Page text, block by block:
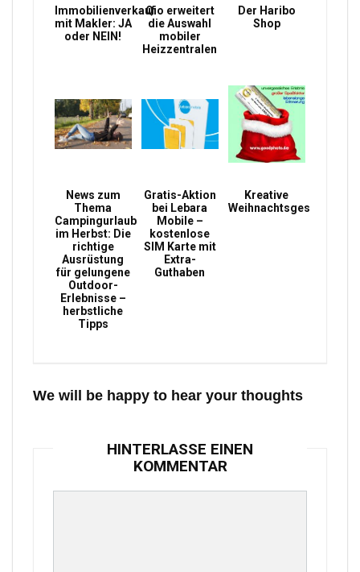
Immobilienverkauf
mit Makler: JA
oder NEIN!
Qio erweitert
die Auswahl
mobiler
Heizzentralen
Der Haribo
Shop
News zum
Thema
Campingurlaub
im Herbst: Die
richtige
Ausrüstung
für gelungene
Outdoor-
Erlebnisse –
herbstliche
Tipps
Gratis-Aktion
bei Lebara
Mobile –
kostenlose
SIM Karte mit
Extra-
Guthaben
Kreative
Weihnachtsgeschenke
We will be happy to hear your thoughts
HINTERLASSE EINEN
KOMMENTAR